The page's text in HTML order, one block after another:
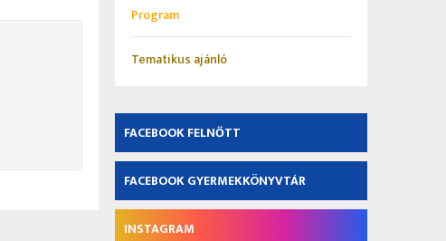
Program
Tematikus ajánló
FACEBOOK FELNŐTT
FACEBOOK GYERMEKKÖNYVTÁR
INSTAGRAM